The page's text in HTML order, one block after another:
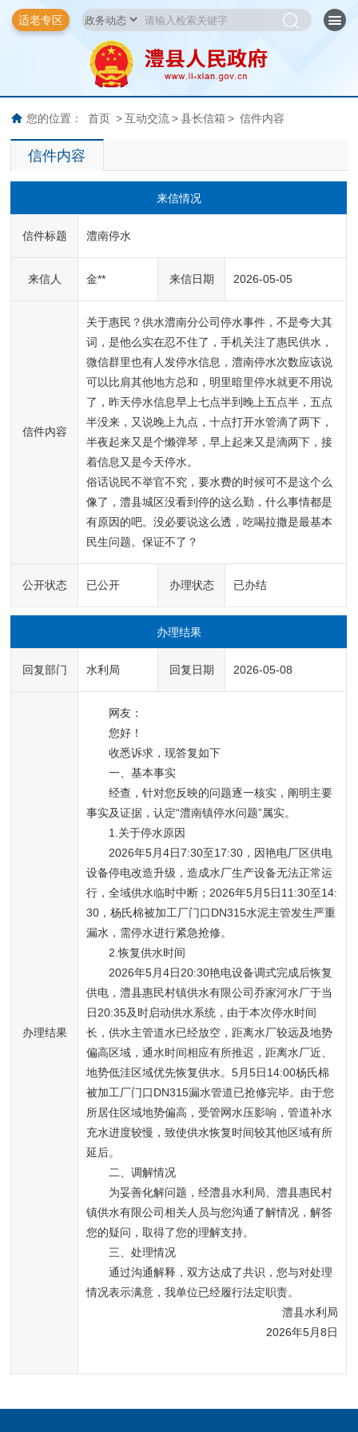
适老专区
您的位置： 首页 > 互动交流 > 县长信箱 > 信件内容
信件内容
来信情况
信件标题 澧南停水
来信人 金** 来信日期 2026-05-05
信件内容
关于惠民？供水澧南分公司停水事件，不是夸大其
词，是他么实在忍不住了，手机关注了惠民供水，
微信群里也有人发停水信息，澧南停水次数应该说
可以比肩其他地方总和，明里暗里停水就更不用说
了，昨天停水信息早上七点半到晚上五点半，五点
半没来，又说晚上九点，十点打开水管滴了两下，
半夜起来又是个懒弹琴，早上起来又是滴两下，接
着信息又是今天停水。
俗话说民不举官不究，要水费的时候可不是这个么
像了，澧县城区没看到停的这么勤，什么事情都是
有原因的吧。没必要说这么透，吃喝拉撒是最基本
民生问题。保证不了？
公开状态 已公开 办理状态 已办结
办理结果
回复部门 水利局 回复日期 2026-05-08
办理结果
网友：
您好！
收悉诉求，现答复如下
一、基本事实
经查，针对您反映的问题逐一核实，阐明主要
事实及证据，认定“澧南镇停水问题”属实。
1.关于停水原因
2026年5月4日7:30至17:30，因艳电厂区供电
设备停电改造升级，造成水厂生产设备无法正常运
行，全域供水临时中断；2026年5月5日11:30至14:
30，杨氏棉被加工厂门口DN315水泥主管发生严重
漏水，需停水进行紧急抢修。
2.恢复供水时间
2026年5月4日20:30艳电设备调式完成后恢复
供电，澧县惠民村镇供水有限公司乔家河水厂于当
日20:35及时启动供水系统，由于本次停水时间
长，供水主管道水已经放空，距离水厂较远及地势
偏高区域，通水时间相应有所推迟，距离水厂近、
地势低洼区域优先恢复供水。5月5日14:00杨氏棉
被加工厂门口DN315漏水管道已抢修完毕。由于您
所居住区域地势偏高，受管网水压影响，管道补水
充水进度较慢，致使供水恢复时间较其他区域有所
延后。
二、调解情况
为妥善化解问题，经澧县水利局、澧县惠民村
镇供水有限公司相关人员与您沟通了解情况，解答
您的疑问，取得了您的理解支持。
三、处理情况
通过沟通解释，双方达成了共识，您与对处理
情况表示满意，我单位已经履行法定职责。
澧县水利局
2026年5月8日